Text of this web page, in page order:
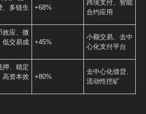
、多链生
+68%
跨境支付、智能
合约应用
效应、微
低交易成
+45%
小额交易、去中
心化支付平台
押、稳定
高资本效
+80%
去中心化借贷、
流动性挖矿